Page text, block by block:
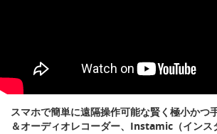
スマホで簡単に遠隔操作可能な賢く極小かつ
＆オーディオレコーダー、Instamic（インス